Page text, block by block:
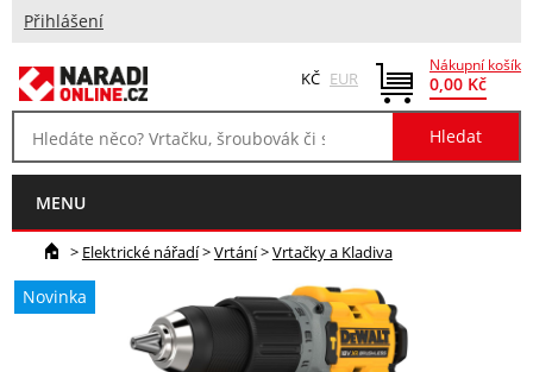
Přihlášení
Nákupní košík
0,00 Kč
KČ EUR
MENU
> Elektrické nářadí>Vrtání>Vrtačky a Kladiva
Novinka